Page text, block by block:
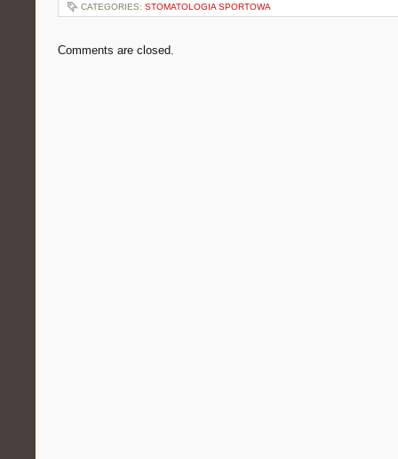
CATEGORIES: STOMATOLOGIA SPORTOWA
Comments are closed.